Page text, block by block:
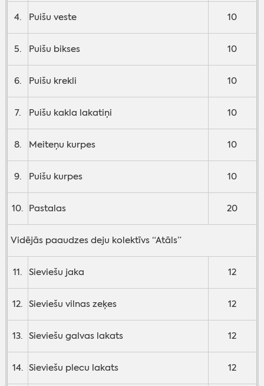
4. Puišu veste 10
5. Puišu bikses 10
6. Puišu krekli 10
7. Puišu kakla lakatiņi 10
8. Meiteņu kurpes 10
9. Puišu kurpes 10
10. Pastalas 20
Vidējās paaudzes deju kolektīvs “Atāls”
11. Sieviešu jaka 12
12. Sieviešu vilnas zeķes 12
13. Sieviešu galvas lakats 12
14. Sieviešu plecu lakats 12